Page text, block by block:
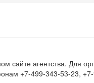
сайте агентства. Для
+7-499-343-53-23,